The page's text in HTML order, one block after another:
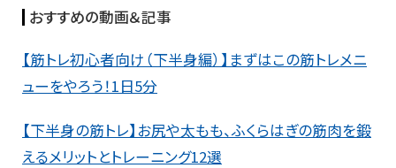
おすすめの動画＆記事
【筋トレ初心者向け（下半身編）】まずはこの筋トレメニ
ューをやろう！1日5分
【下半身の筋トレ】お尻や太もも、ふくらはぎの筋肉を鍛
えるメリットとトレーニング12選